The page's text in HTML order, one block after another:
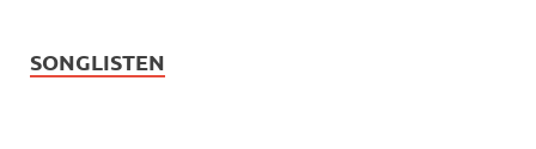
SONGLISTEN